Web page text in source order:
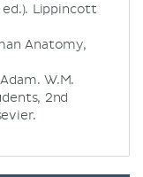
Lippincott
Anatomy,
W.M.
2nd